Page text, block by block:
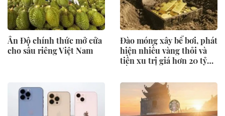
Ấn Độ chính thức mở cửa
cho sầu riêng Việt Nam
Đào móng xây bể bơi, phát
hiện nhiều vàng thỏi và
tiền xu trị giá hơn 20 tỷ